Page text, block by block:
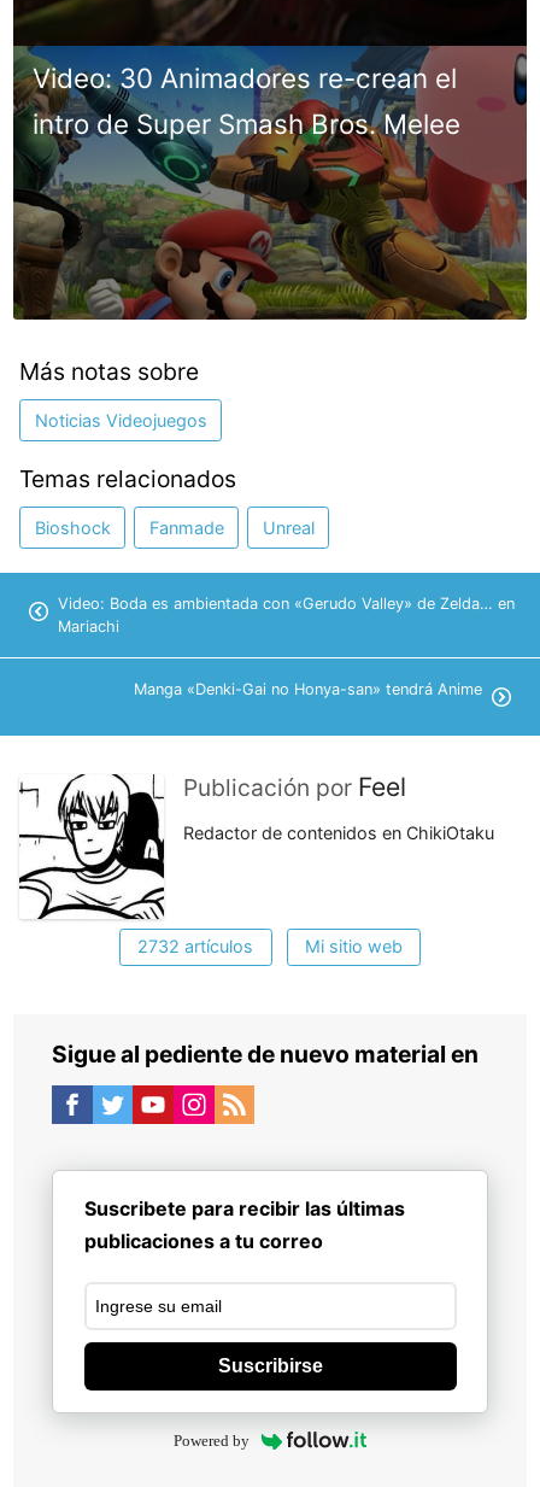
Video: 30 Animadores re-crean el
intro de Super Smash Bros. Melee
Más notas sobre
Noticias Videojuegos
Temas relacionados
Bioshock Fanmade Unreal
Video: Boda es ambientada con «Gerudo Valley» de Zelda… en
Mariachi
Manga «Denki-Gai no Honya-san» tendrá Anime
Publicación por Feel
Redactor de contenidos en ChikiOtaku
2732 artículos Mi sitio web
Sigue al pediente de nuevo material en
Suscribete para recibir las últimas
publicaciones a tu correo
Suscribirse
Powered by